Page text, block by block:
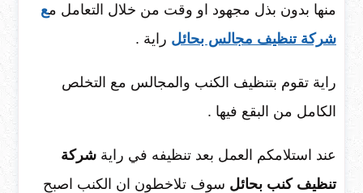
منها بدون بذل مجهود او وقت من خلال التعامل مع
شركة تنظيف مجالس بحائل راية .
راية تقوم بتنظيف الكنب والمجالس مع التخلص
الكامل من البقع فيها .
عند استلامكم العمل بعد تنظيفه في راية شركة
تنظيف كنب بحائل سوف تلاخطون ان الكنب اصبح